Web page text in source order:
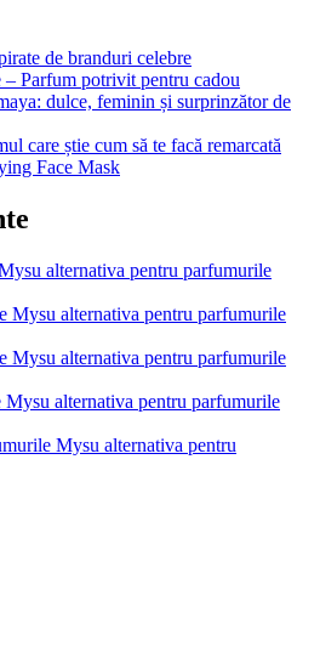
de branduri celebre
Parfum potrivit pentru cadou
dulce, feminin și surprinzător de
care știe cum să te facă remarcată
Face Mask
alternativa pentru parfumurile
Mysu alternativa pentru parfumurile
Mysu alternativa pentru parfumurile
Mysu alternativa pentru parfumurile
Mysu alternativa pentru